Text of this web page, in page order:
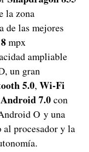
la zona
de las mejores
8mpx
ampliable
un gran
5.0, Wi-Fi
Android 7.0con
O y una
al procesador y la